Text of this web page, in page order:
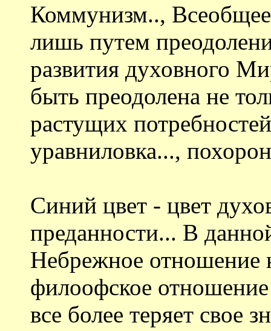
Коммунизм..,
лишь путем
развития духовного
быть преодолена не
растущих
уравниловка...,
Синий цвет - цвет
преданности... В
Небрежное отношение
филоофское
все более теряет свое